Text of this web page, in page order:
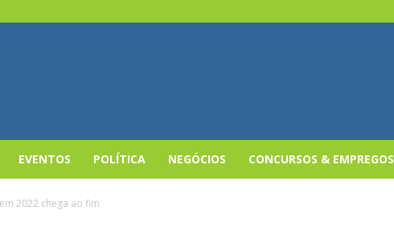
EVENTOS POLÍTICA NEGÓCIOS CONCURSOS & EMPREGOS
2022 chega ao fim